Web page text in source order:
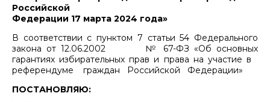
Российской
Федерации 17 марта 2024 года»
В соответствии с пунктом 7 статьи 54 Федерального
закона от 12.06.2002 № 67-ФЗ «Об основных
гарантиях избирательных прав и права на участие в
референдуме граждан Российской Федерации»
ПОСТАНОВЛЯЮ: